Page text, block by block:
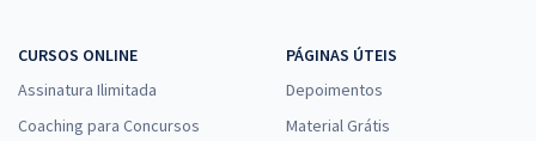
CURSOS ONLINE
Assinatura Ilimitada
Coaching para Concursos
PÁGINAS ÚTEIS
Depoimentos
Material Grátis